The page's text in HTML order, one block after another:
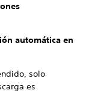
automática en
solo
es